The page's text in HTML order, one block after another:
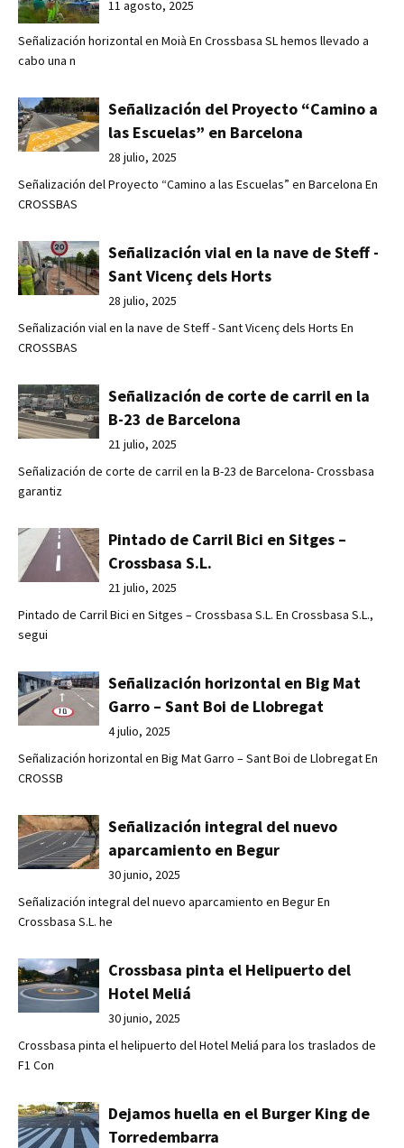
11 agosto, 2025
Señalización horizontal en Moià En Crossbasa SL hemos llevado a
cabo una n
Señalización del Proyecto “Camino a
las Escuelas” en Barcelona
28 julio, 2025
Señalización del Proyecto “Camino a las Escuelas” en Barcelona En
CROSSBAS
Señalización vial en la nave de Steff -
Sant Vicenç dels Horts
28 julio, 2025
Señalización vial en la nave de Steff - Sant Vicenç dels Horts En
CROSSBAS
Señalización de corte de carril en la
B-23 de Barcelona
21 julio, 2025
Señalización de corte de carril en la B-23 de Barcelona- Crossbasa
garantiz
Pintado de Carril Bici en Sitges –
Crossbasa S.L.
21 julio, 2025
Pintado de Carril Bici en Sitges – Crossbasa S.L. En Crossbasa S.L.,
segui
Señalización horizontal en Big Mat
Garro – Sant Boi de Llobregat
4 julio, 2025
Señalización horizontal en Big Mat Garro – Sant Boi de Llobregat En
CROSSB
Señalización integral del nuevo
aparcamiento en Begur
30 junio, 2025
Señalización integral del nuevo aparcamiento en Begur En
Crossbasa S.L. he
Crossbasa pinta el Helipuerto del
Hotel Meliá
30 junio, 2025
Crossbasa pinta el helipuerto del Hotel Meliá para los traslados de
F1 Con
Dejamos huella en el Burger King de
Torredembarra